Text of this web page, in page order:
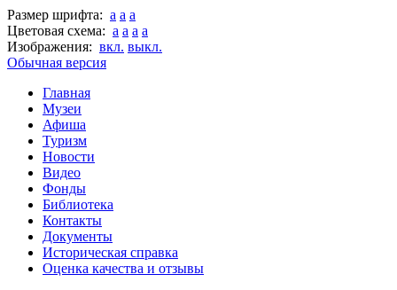
Размер шрифта: a a a
Цветовая схема: a a a a
Изображения: вкл. выкл.
Обычная версия
Главная
Музеи
Афиша
Туризм
Новости
Видео
Фонды
Библиотека
Контакты
Документы
Историческая справка
Оценка качества и отзывы